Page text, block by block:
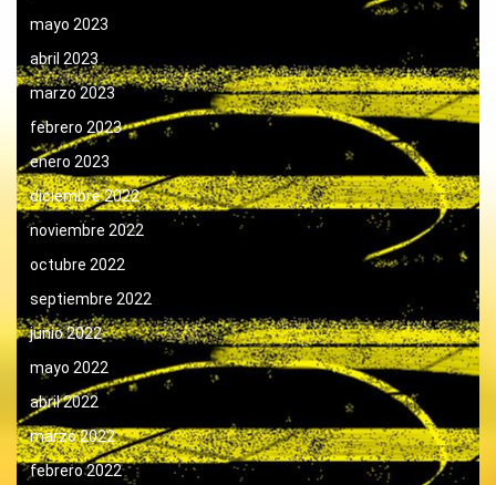
mayo 2023
abril 2023
marzo 2023
febrero 2023
enero 2023
diciembre 2022
noviembre 2022
octubre 2022
septiembre 2022
junio 2022
mayo 2022
abril 2022
marzo 2022
febrero 2022